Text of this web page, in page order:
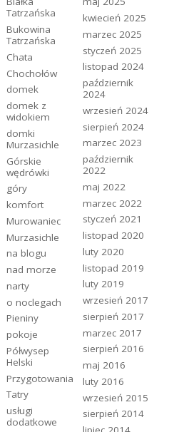
Tatrzańska
Bukowina
Tatrzańska
Chata
Chochołów
domek
domek z
widokiem
domki
Murzasichle
Górskie
wędrówki
góry
komfort
Murowaniec
Murzasichle
na blogu
nad morze
narty
o noclegach
Pieniny
pokoje
Półwysep
Helski
Przygotowania
Tatry
usługi
dodatkowe
kwiecień 2025
marzec 2025
styczeń 2025
listopad 2024
październik
2024
wrzesień 2024
sierpień 2024
marzec 2023
październik
2022
maj 2022
marzec 2022
styczeń 2021
listopad 2020
luty 2020
listopad 2019
luty 2019
wrzesień 2017
sierpień 2017
marzec 2017
sierpień 2016
maj 2016
luty 2016
wrzesień 2015
sierpień 2014